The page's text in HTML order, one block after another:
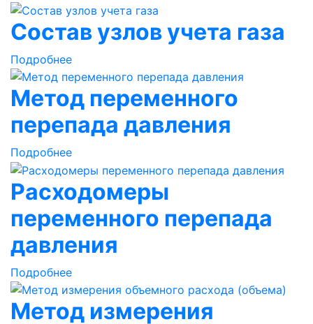
Состав узлов учета газа
Подробнее
Метод переменного
перепада давления
Подробнее
Расходомеры
переменного перепада
давления
Подробнее
Метод измерения